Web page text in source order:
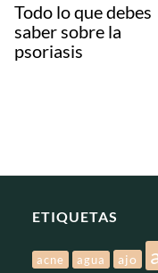
Todo lo que debes
saber sobre la
psoriasis
ETIQUETAS
acne agua ajo